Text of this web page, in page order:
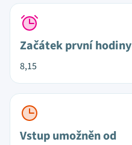
Začátek první hodiny
8,15
Vstup umožněn od